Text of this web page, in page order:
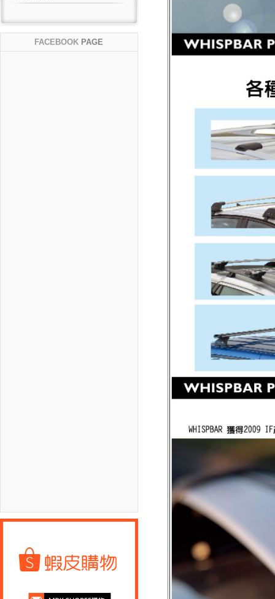
FACEBOOK PAGE